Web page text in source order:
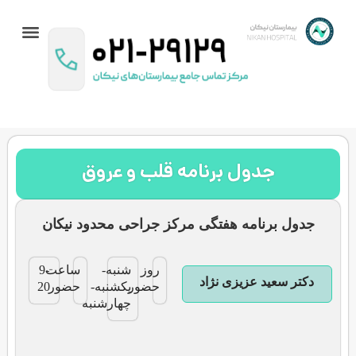
برنامه قلب و عروق
هفتگی مرکز جراحی محدود نیکان
نژاد
روز
حضور
شنبه-
یکشنبه-
چهارشنبه
ساعت
حضور
9-
20